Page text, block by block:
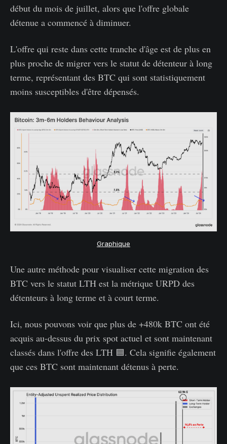
début du mois de juillet, alors que l'offre globale
détenue a commencé à diminuer.
L'offre qui reste dans cette tranche d'âge est de plus en
plus proche de migrer vers le statut de détenteur à long
terme, représentant des BTC qui sont statistiquement
moins susceptibles d'être dépensés.
Graphique
Une autre méthode pour visualiser cette migration des
BTC vers le statut LTH est la métrique URPD des
détenteurs à long terme et à court terme.
Ici, nous pouvons voir que plus de +480k BTC ont été
acquis au-dessus du prix spot actuel et sont maintenant
classés dans l'offre des LTH 🟦. Cela signifie également
que ces BTC sont maintenant détenus à perte.